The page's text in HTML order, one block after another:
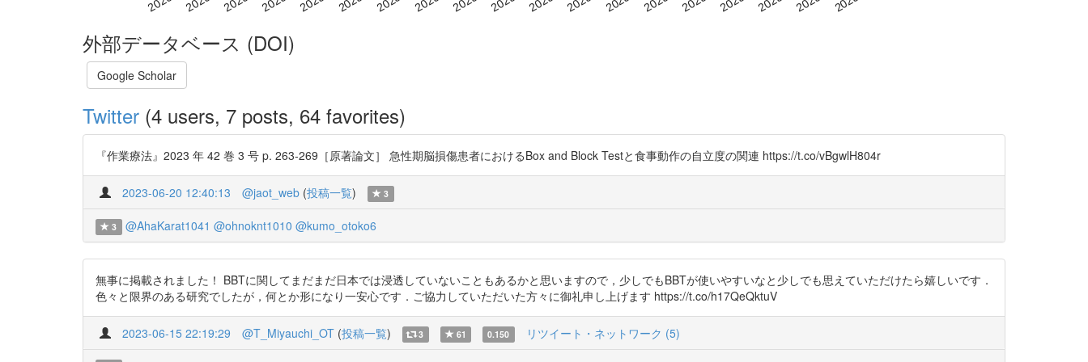
外部データベース (DOI)
Google Scholar
Twitter (4 users, 7 posts, 64 favorites)
『作業療法』2023 年 42 巻 3 号 p. 263-269［原著論文］ 急性期脳損傷患者におけるBox and Block Testと食事動作の自立度の関連 https://t.co/vBgwlH804r
2023-06-20 12:40:13 @jaot_web (投稿一覧) 3
3 @AhaKarat1041 @ohnoknt1010 @kumo_otoko6
無事に掲載されました！ BBTに関してまだまだ日本では浸透していないこともあるかと思いますので，少しでもBBTが使いやすいなと少しでも思えていただけたら嬉しいです．
色々と限界のある研究でしたが，何とか形になり一安心です．ご協力していただいた方々に御礼申し上げます https://t.co/h17QeQktuV
2023-06-15 22:19:29 @T_Miyauchi_OT (投稿一覧) 3 61 0.150 リツイート・ネットワーク (5)